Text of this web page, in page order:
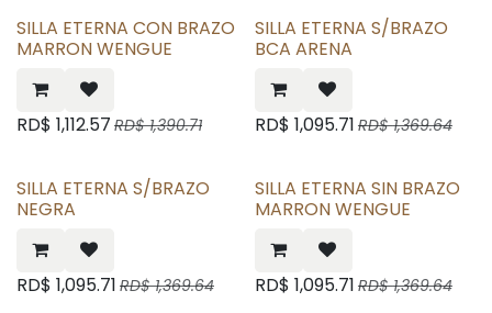
SILLA ETERNA CON BRAZO
MARRON WENGUE
RD$ 1,112.57 RD$1,390.71
SILLA ETERNA S/BRAZO
BCA ARENA
RD$ 1,095.71 RD$1,369.64
SILLA ETERNA S/BRAZO
NEGRA
RD$ 1,095.71 RD$1,369.64
SILLA ETERNA SIN BRAZO
MARRON WENGUE
RD$ 1,095.71 RD$1,369.64